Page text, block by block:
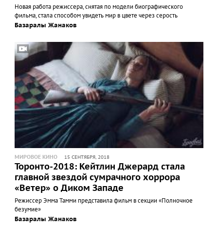
Новая работа режиссера, снятая по модели биографического
фильма, стала способом увидеть мир в цвете через серость
Базаралы Жанаков
МИРОВОЕ КИНО 15 СЕНТЯБРЯ, 2018
Торонто-2018: Кейтлин Джерард стала
главной звездой сумрачного хоррора
«Ветер» о Диком Западе
Режиссер Эмма Тамми представила фильм в секции «Полночное
безумие»
Базаралы Жанаков